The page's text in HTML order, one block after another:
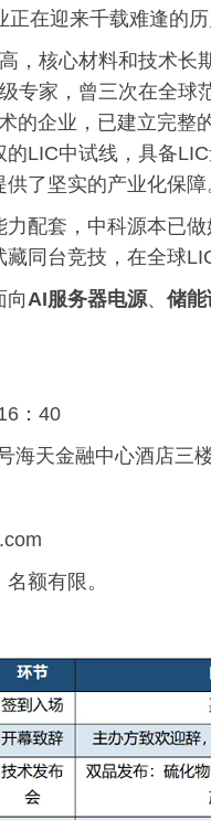
在迎来千载难逢的历
，核心材料和技术
专家，曾三次在全
的企业，已建立完整
LIC中试线，具备
了坚实的产业化保障
配套，中科源本已
同台竞技，在全球
向AI服务器电源、 储能
：40
海天金融中心酒店三
额有限。